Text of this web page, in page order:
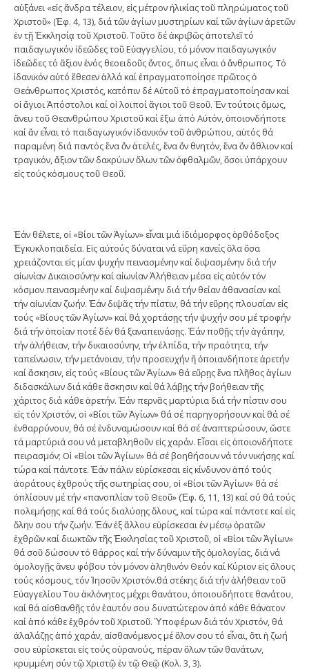
αὐξάνει «εἰς ἄνδρα τέλειον, εἰς μέτρον ἡλικίας τοῦ πληρώματος τοῦ
Χριστοῦ» (Ἐφ. 4, 13), διά τῶν ἁγίων μυστηρίων καί τῶν ἁγίων ἀρετῶν
ἐν τῇ Ἐκκλησίᾳ τοῦ Χριστοῦ. Τοῦτο δέ ἀκριβῶς ἀποτελεῖ τό
παιδαγωγικόν ἰδεῶδες τοῦ Εὐαγγελίου, τό μόνον παιδαγωγικόν
ἰδεῶδες τό ἄξιον ἑνός θεοειδοῦς ὄντος, ὅπως εἶναι ὁ ἄνθρωπος. Τό
ἰδανικόν αὐτό ἔθεσεν ἀλλά καί ἐπραγματοποίησε πρῶτος ὁ
Θεάνθρωπος Χριστός, κατόπιν δέ Αὐτοῦ τό ἐπραγματοποίησαν καί
οἱ ἅγιοι Ἀπόστολοι καί οἱ λοιποί ἅγιοι τοῦ Θεοῦ. Ἐν τούτοις ὅμως,
ἄνευ τοῦ Θεανθρώπου Χριστοῦ καί ἔξω ἀπό Αὐτόν, ὁποιονδήποτε
καί ἄν εἶναι τό παιδαγωγικόν ἰδανικόν τοῦ ἀνθρώπου, αὐτός θά
παραμένη διά παντός ἕνα ὄν ἀτελές, ἕνα ὄν θνητόν, ἕνα ὄν ἄθλιον καί
τραγικόν, ἄξιον τῶν δακρύων ὅλων τῶν ὀφθαλμῶν, ὅσοι ὑπάρχουν
εἰς τούς κόσμους τοῦ Θεοῦ.
Ἐάν θέλετε, οἱ «Βίοι τῶν Ἁγίων» εἶναι μιά ἰδιόμορφος ὀρθόδοξος
Ἐγκυκλοπαιδεία. Εἰς αὐτούς δύναται νά εὕρη κανείς ὅλα ὅσα
χρειάζονται εἰς μίαν ψυχήν πεινασμένην καί διψασμένην διά τήν
αἰωνίαν Δικαιοσύνην καί αἰωνίαν Ἀλήθειαν μέσα εἰς αὐτόν τόν
κόσμον.πεινασμένην καί διψασμένην διά τήν θείαν ἀθανασίαν καί
τήν αἰωνίαν ζωήν. Ἐάν διψᾶς τήν πίστιν, θά τήν εὕρης πλουσίαν εἰς
τούς «Βίους τῶν Ἁγίων» καί θά χορτάσῃς τήν ψυχήν σου μέ τροφήν
διά τήν ὁποίαν ποτέ δέν θά ξαναπεινάσῃς. Ἐάν ποθῇς τήν ἀγάπην,
τήν ἀλήθειαν, τήν δικαιοσύνην, τήν ἐλπίδα, τήν πραότητα, τήν
ταπείνωσιν, τήν μετάνοιαν, τήν προσευχήν ἤ ὁποιανδήποτε ἀρετήν
καί ἄσκησιν, εἰς τούς «Βίους τῶν Ἁγίων» θά εὕρῃς ἕνα πλῆθος ἁγίων
διδασκάλων διά κάθε ἄσκησιν καί θά λάβῃς τήν βοήθειαν τῆς
χάριτος διά κάθε ἀρετήν. Ἐάν περνᾶς μαρτύρια διά τήν πίστιν σου
εἰς τόν Χριστόν, οἱ «Βίοι τῶν Ἁγίων» θά σέ παρηγορήσουν καί θά σέ
ἐνθαρρύνουν, θά σέ ἐνδυναμώσουν καί θά σέ ἀναπτερώσουν, ὥστε
τά μαρτύριά σου νά μεταβληθοῦν εἰς χαράν. Εἶσαι εἰς ὁποιονδήποτε
πειρασμόν; Οἱ «Βίοι τῶν Ἁγίων» θά σέ βοηθήσουν νά τόν νικήσῃς καί
τώρα καί πάντοτε. Ἐάν πάλιν εὑρίσκεσαι εἰς κίνδυνον ἀπό τούς
ἀοράτους ἐχθρούς τῆς σωτηρίας σου, οἱ «Βίοι τῶν Ἁγίων» θά σέ
ὁπλίσουν μέ τήν «πανοπλίαν τοῦ Θεοῦ» (Ἐφ. 6, 11, 13) καί σύ θά τούς
πολεμήσῃς καί θά τούς διαλύσῃς ὅλους, καί τώρα καί πάντοτε καί εἰς
ὅλην σου τήν ζωήν. Ἐάν ἐξ ἄλλου εὑρίσκεσαι ἐν μέσῳ ὁρατῶν
ἐχθρῶν καί διωκτῶν τῆς Ἐκκλησίας τοῦ Χριστοῦ, οἱ «Βίοι τῶν Ἁγίων»
θά σοῦ δώσουν τό θάρρος καί τήν δύναμιν τῆς ὁμολογίας, διά νά
ὁμολογῇς ἄνευ φόβου τόν μόνον ἀληθινόν Θεόν καί Κύριον εἰς ὅλους
τούς κόσμους, τόν Ἰησοῦν Χριστόν.θά στέκης διά τήν ἀλήθειαν τοῦ
Εὐαγγελίου Του ἀκλόνητος μέχρι θανάτου, ὁποιουδήποτε θανάτου,
καί θά αἰσθανθῇς τόν ἑαυτόν σου δυνατώτερον ἀπό κάθε θάνατον
καί ἀπό κάθε ἐχθρόν τοῦ Χριστοῦ. Ὑποφέρων διά τόν Χριστόν, θά
ἀλαλάζῃς ἀπό χαράν, αἰσθανόμενος μέ ὅλον σου τό εἶναι, ὅτι ἡ ζωή
σου εὑρίσκεται εἰς τούς οὐρανούς, πέραν ὅλων τῶν θανάτων,
κρυμμένη σύν τῷ Χριστῷ ἐν τῷ Θεῷ (Κολ. 3, 3).